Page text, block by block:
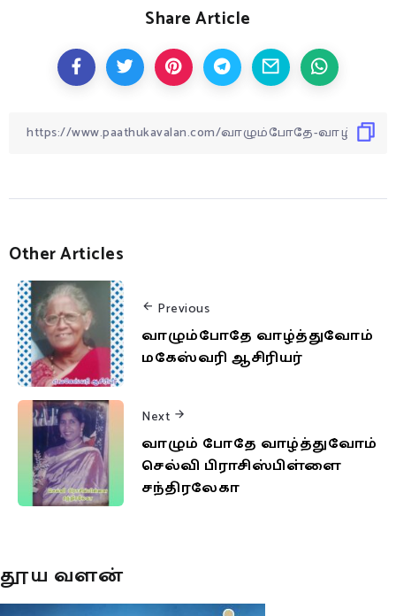
Share Article
Other Articles
Previous
வாழும்போதே வாழ்த்துவோம்
மகேஸ்வரி ஆசிரியர்
Next
வாழும் போதே வாழ்த்துவோம்
செல்வி பிராசிஸ்பிள்ளை
சந்திரலேகா
தூய வளன்